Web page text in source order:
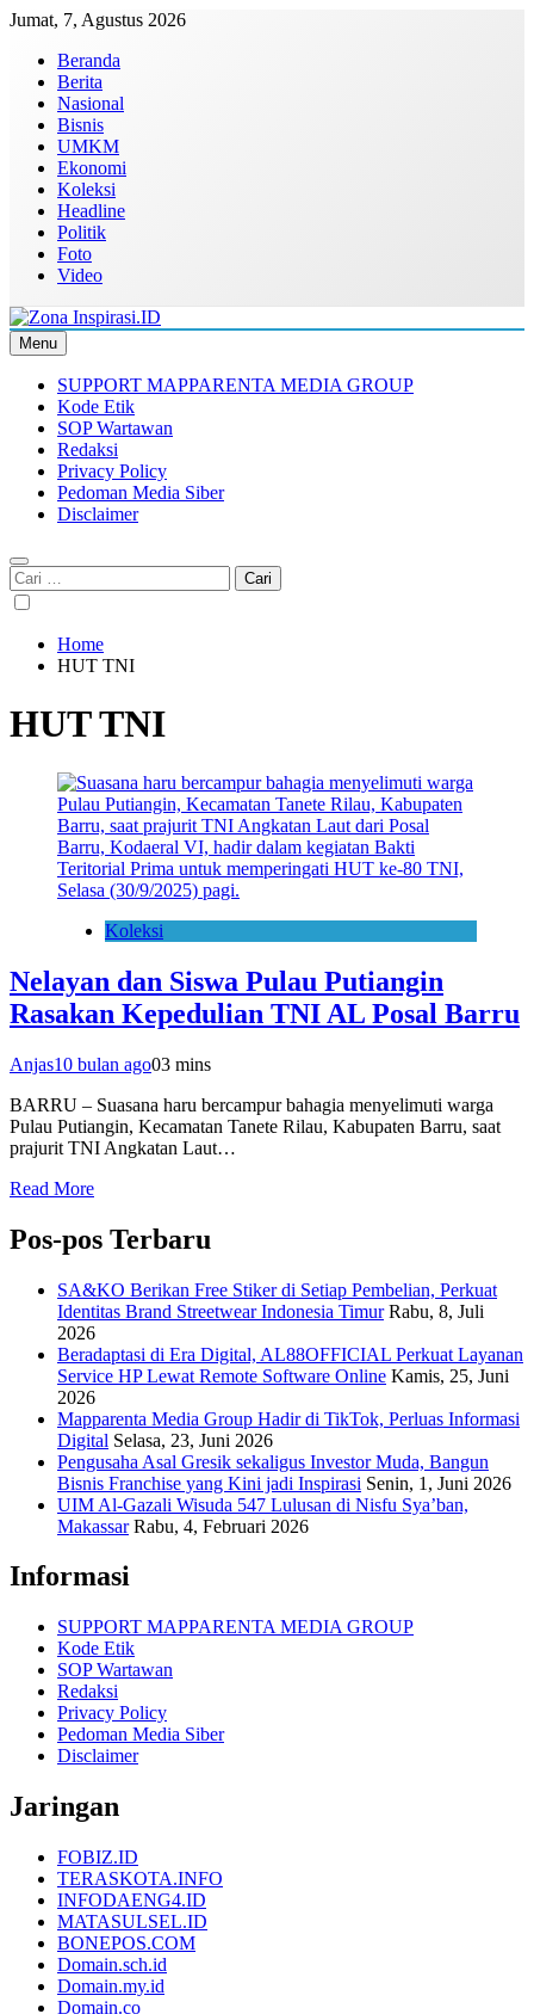
Skip
content
Jumat, 7, Agustus 2026
Beranda
Berita
Nasional
Bisnis
UMKM
Ekonomi
Koleksi
Headline
Politik
Foto
Video
Zona Inspirasi.ID
Bersama Membangun Semangat Baru
Menu
SUPPORT MAPPARENTA MEDIA GROUP
Kode Etik
SOP Wartawan
Redaksi
Privacy Policy
Pedoman Media Siber
Disclaimer
Cari
untuk:
Home
HUT TNI
HUT TNI
Koleksi
Nelayan dan Siswa Pulau Putiangin
Rasakan Kepedulian TNI AL Posal Barru
Anjas10 bulan ago03 mins
BARRU – Suasana haru bercampur bahagia menyelimuti warga
Pulau Putiangin, Kecamatan Tanete Rilau, Kabupaten Barru, saat
prajurit TNI Angkatan Laut…
Read More
Pos-pos Terbaru
SA&KO Berikan Free Stiker di Setiap Pembelian, Perkuat
Identitas Brand Streetwear Indonesia Timur Rabu, 8, Juli
2026
Beradaptasi di Era Digital, AL88OFFICIAL Perkuat Layanan
Service HP Lewat Remote Software Online Kamis, 25, Juni
2026
Mapparenta Media Group Hadir di TikTok, Perluas Informasi
Digital Selasa, 23, Juni 2026
Pengusaha Asal Gresik sekaligus Investor Muda, Bangun
Bisnis Franchise yang Kini jadi Inspirasi Senin, 1, Juni 2026
UIM Al-Gazali Wisuda 547 Lulusan di Nisfu Sya’ban,
Makassar Rabu, 4, Februari 2026
Informasi
SUPPORT MAPPARENTA MEDIA GROUP
Kode Etik
SOP Wartawan
Redaksi
Privacy Policy
Pedoman Media Siber
Disclaimer
Jaringan
FOBIZ.ID
TERASKOTA.INFO
INFODAENG4.ID
MATASULSEL.ID
BONEPOS.COM
Domain.sch.id
Domain.my.id
Domain.co